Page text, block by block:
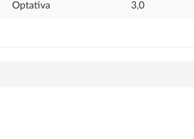
Optativa 3,0